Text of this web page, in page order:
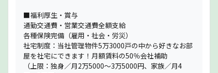
■福利厚生・賞与
通勤交通費・営業交通費全額支給
各種保険完備（雇用・社会・労災）
社宅制度：当社管理物件5万3000戸の中から好きなお部
屋を社宅にできます！月額賃料の50％会社補助
（上限：独身／月2万5000〜3万5000円、家族／月4